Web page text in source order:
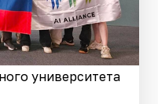
университета